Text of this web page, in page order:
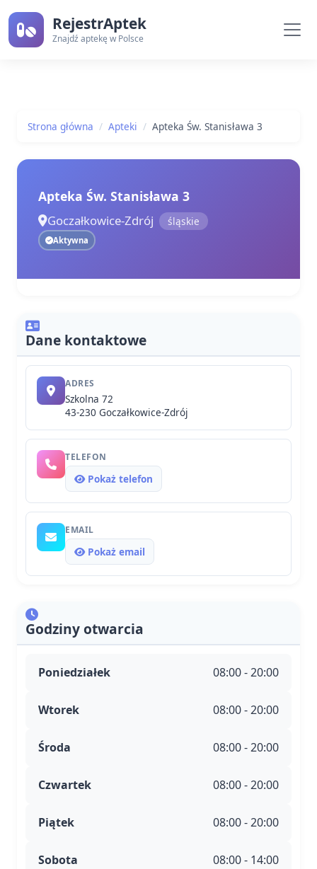
RejestrAptek
Znajdź aptekę w Polsce
Strona główna Apteki Apteka Św. Stanisława 3
Apteka Św. Stanisława 3
Goczałkowice-Zdrój śląskie
Aktywna
Dane kontaktowe
ADRES
Szkolna 72
43-230 Goczałkowice-Zdrój
TELEFON
Pokaż telefon
EMAIL
Pokaż email
Godziny otwarcia
Poniedziałek 08:00 - 20:00
Wtorek 08:00 - 20:00
Środa 08:00 - 20:00
Czwartek 08:00 - 20:00
Piątek 08:00 - 20:00
Sobota 08:00 - 14:00